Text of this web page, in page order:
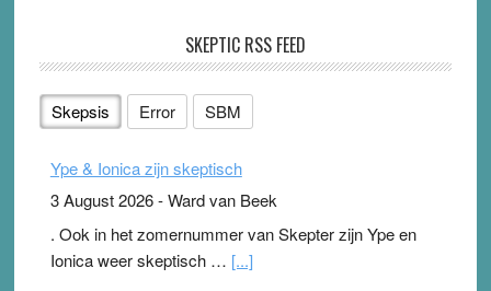
SKEPTIC RSS FEED
Skepsis Error SBM
Ype & Ionica zijn skeptisch
3 August 2026-Ward van Beek
. Ook in het zomernummer van Skepter zijn Ype en
Ionica weer skeptisch … [...]